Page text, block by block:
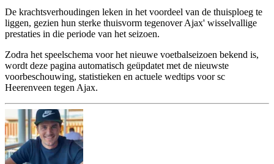
De krachtsverhoudingen leken in het voordeel van de thuisploeg te
liggen, gezien hun sterke thuisvorm tegenover Ajax' wisselvallige
prestaties in die periode van het seizoen.
Zodra het speelschema voor het nieuwe voetbalseizoen bekend is,
wordt deze pagina automatisch geüpdatet met de nieuwste
voorbeschouwing, statistieken en actuele wedtips voor sc
Heerenveen tegen Ajax.